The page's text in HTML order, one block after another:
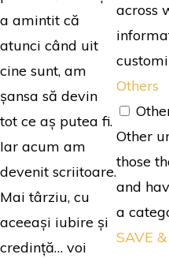
a amintit că
atunci când uit
cine sunt, am
șansa să devin
tot ce aș putea fi.
Iar acum am
devenit scriitoare.
Mai târziu, cu
aceeași iubire și
credință… voi
across
Others
Other
those
and
a
SAVE